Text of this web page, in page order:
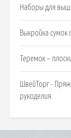
Наборы для
Выкройка сумок
Теремок –
ШвейТорг -
рукоделия.